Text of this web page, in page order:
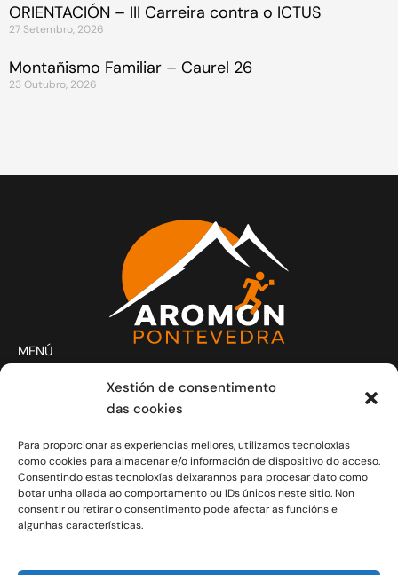
Xestión de consentimento
das cookies
Para proporcionar as experiencias mellores, utilizamos tecnoloxías
como cookies para almacenar e/o información de dispositivo do acceso.
Consentindo estas tecnoloxías deixarannos para procesar dato como
botar unha ollada ao comportamento ou IDs únicos neste sitio. Non
consentir ou retirar o consentimento pode afectar as funcións e
algunhas características.
ORIENTACIÓN – III Carreira contra o ICTUS
27 Setembro, 2026
Montañismo Familiar – Caurel 26
23 Outubro, 2026
MENÚ
Actividades
Novas
CONTACTO
Xoves e Venres laborais de 20.30h a 21.30h.
info@aromon.gal